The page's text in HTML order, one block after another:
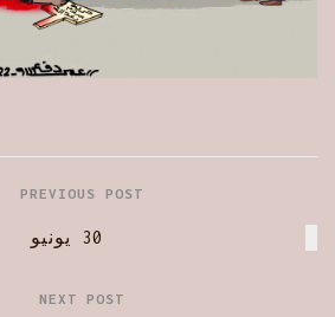
PREVIOUS POST
30 يونيو
NEXT POST